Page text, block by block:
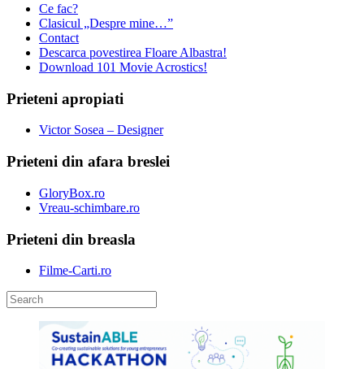
Ce fac?
Clasicul „Despre mine…”
Contact
Descarca povestirea Floare Albastra!
Download 101 Movie Acrostics!
Prieteni apropiati
Victor Sosea – Designer
Prieteni din afara breslei
GloryBox.ro
Vreau-schimbare.ro
Prieteni din breasla
Filme-Carti.ro